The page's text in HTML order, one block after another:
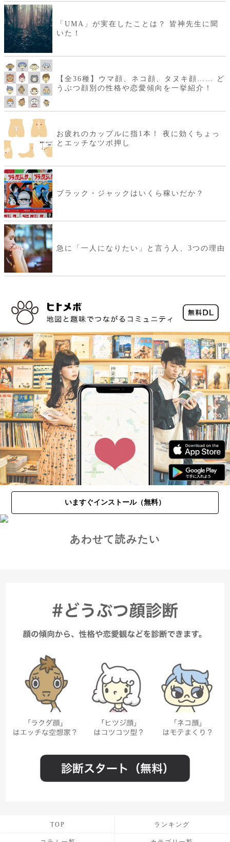
「UMA」が実在したことは？ 皆神先生に聞
いた！
【全36種】ウマ顔、ネコ顔、タヌキ顔…… ど
うぶつ顔別の性格や恋愛傾向を一挙紹介！
お疲れのカップルに指1本！ 夜に効くちょっ
とエッチなツボ押し
ブラック・ジャックはいくら稼いだか？
急に「一人になりたい」と言う人、3つの理由
いますぐインストール（無料）
あわせて読みたい
TOP ランキング